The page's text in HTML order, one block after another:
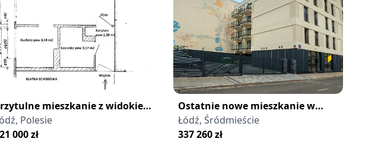
mieszkanie z widokiem
zieleń, Łódź Polesie
Polesie
000zł
Ostatnie nowe mieszkanie w
centrum Łodzi z tarasem na
dachu
Łódź, Śródmieście
337 260zł